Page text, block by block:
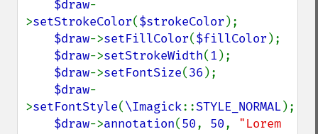
$draw-
>setStrokeColor($strokeColor );
$draw->setFillColor($fillColor );
$draw->setStrokeWidth(1 );
$draw->setFontSize(36 );
$draw-
>setFontStyle(\Imagick::STYLE_NORMAL);
$draw->annotation(50, 50, "Lorem